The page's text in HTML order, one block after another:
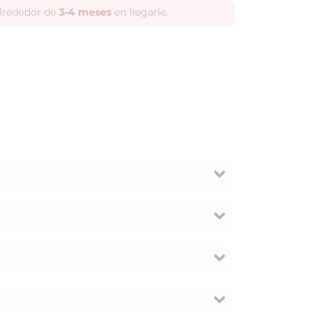
de 3-4 mesesen llegarle.